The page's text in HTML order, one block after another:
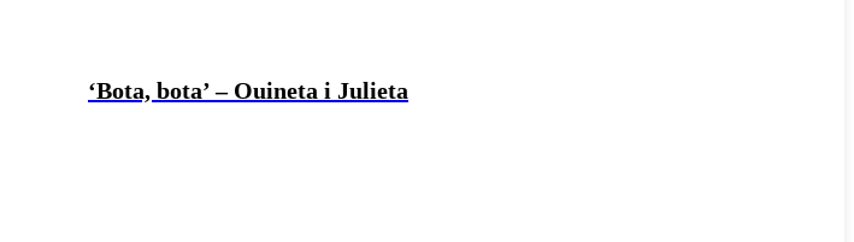
‘Bota, bota’ – Ouineta i Julieta